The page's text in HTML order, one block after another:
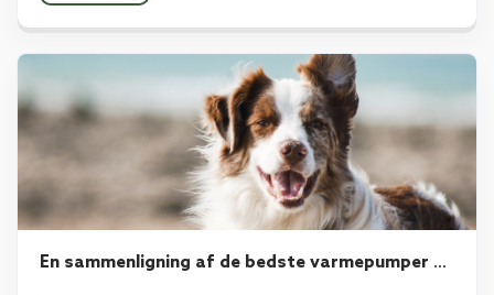
En sammenligning af de bedste varmepumper på markedet